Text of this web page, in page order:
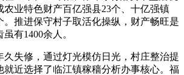
农业特色财产百亿强县23个、十亿强镇
。推进保守村子取活化操纵，财产畅旺是
有1400余人。
失修，通过灯光模仿日光，村庄整治提
就近选择了临江镇稼穑分析办事核心。福